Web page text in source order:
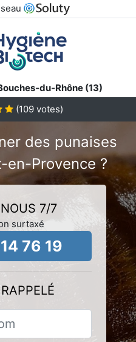
du-Rhône (13)
(109 votes)
des punaises
en-Provence ?
7/7
surtaxé
76 19